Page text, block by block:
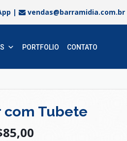
| vendas@barramidia.com.br
PORTFOLIO CONTATO
com Tubete
85,00